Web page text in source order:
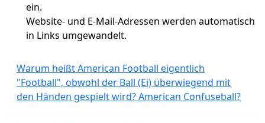
ein.
Website- und E-Mail-Adressen werden automatisch
in Links umgewandelt.
Warum heißt American Football eigentlich
"Football", obwohl der Ball (Ei) überwiegend mit
den Händen gespielt wird? American Confuseball?